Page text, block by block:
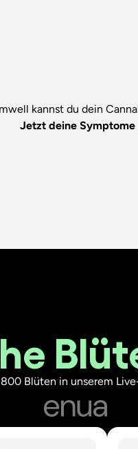
kannst du dein
Jetzt deine Symptome
Blüten in unserem